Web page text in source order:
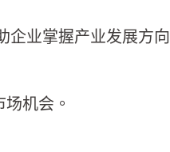
业掌握产业发展方
机会。